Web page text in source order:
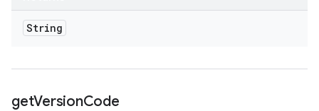
String
getVersionCode